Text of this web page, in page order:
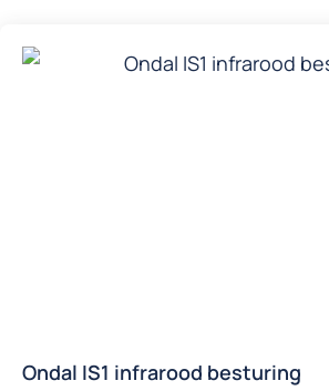
Ondal IS1 infrarood besturing